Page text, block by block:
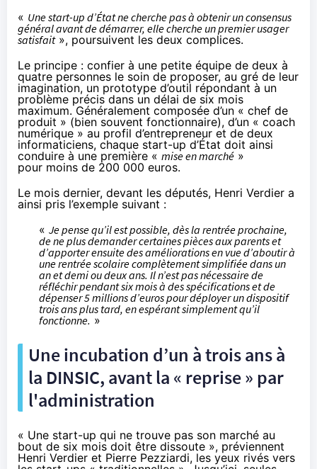
« Une start-up d’État ne cherche pas à obtenir un consensus
général avant de démarrer, elle cherche un premier usager
satisfait», poursuivent les deux complices.
Le principe : confier à une petite équipe de deux à
quatre personnes le soin de proposer, au gré de leur
imagination, un prototype d’outil répondant à un
problème précis dans un délai de six mois
maximum. Généralement composée d’un « chef de
produit » (bien souvent fonctionnaire), d’un « coach
numérique » au profil d’entrepreneur et de deux
informaticiens, chaque start-up d’État doit ainsi
conduire à une première « mise en marché »
pour moins de 200 000 euros.
Le mois dernier, devant les députés, Henri Verdier a
ainsi pris l’exemple suivant :
« Je pense qu’il est possible, dès la rentrée prochaine,
de ne plus demander certaines pièces aux parents et
d’apporter ensuite des améliorations en vue d’aboutir à
une rentrée scolaire complètement simplifiée dans un
an et demi ou deux ans. Il n’est pas nécessaire de
réfléchir pendant six mois à des spécifications et de
dépenser 5 millions d’euros pour déployer un dispositif
trois ans plus tard, en espérant simplement qu’il
fonctionne. »
Une incubation d’un à trois ans à
la DINSIC, avant la « reprise » par
l'administration
« Une start-up qui ne trouve pas son marché au
bout de six mois doit être dissoute », préviennent
Henri Verdier et Pierre Pezziardi, les yeux rivés vers